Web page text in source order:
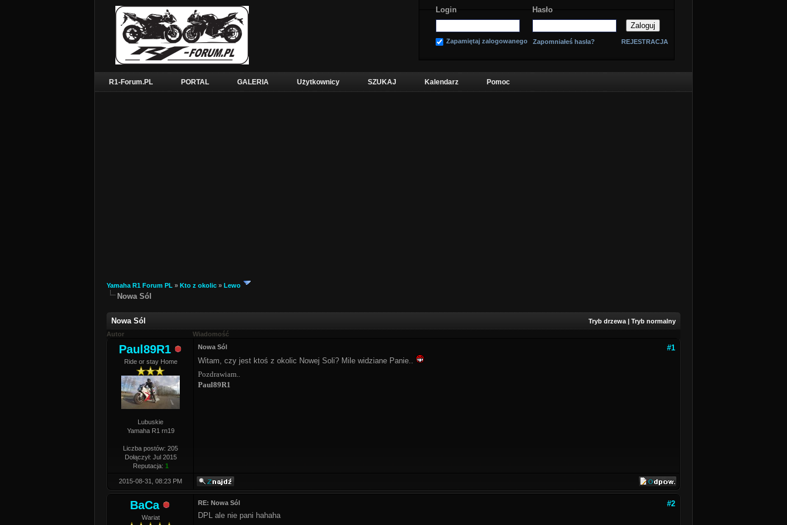
Login Hasło
Zapamiętaj zalogowanego Zapomniałeś hasła? REJESTRACJA
R1-Forum.PL PORTAL GALERIA Użytkownicy SZUKAJ Kalendarz Pomoc
Yamaha R1 Forum PL » Kto z okolic » Lewo
Nowa Sól
Tryb drzewa | Tryb normalny
Nowa Sól
Autor Wiadomość
Paul89R1
Ride or stay Home
Lubuskie
Yamaha R1 rn19
Liczba postów: 205
Dołączył: Jul 2015
Reputacja: 1
#1
Nowa Sól
Witam, czy jest ktoś z okolic Nowej Soli? Mile widziane Panie..
Pozdrawiam..
Paul89R1
2015-08-31, 08:23 PM
BaCa
Wariat
#2
RE: Nowa Sól
DPL ale nie pani hahaha